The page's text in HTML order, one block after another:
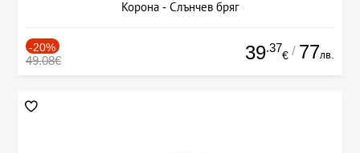
Корона - Слънчев бряг
-20%
49.08€ 39.37
€ / 77лв.